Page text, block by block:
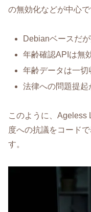
の無効化などが中心で
Debianベースだ
年齢確認APIは無
年齢データは一
法律への問題提起
このように、Ageless
度への抗議をコード
す。